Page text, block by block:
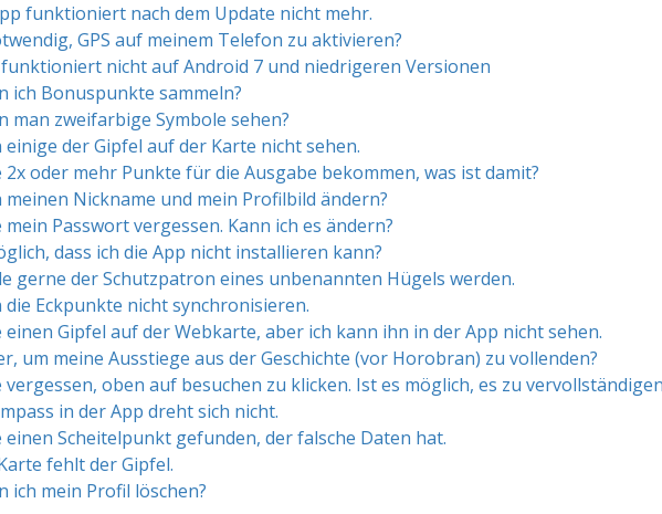
funktioniert nach dem Update nicht mehr.
GPS auf meinem Telefon zu aktivieren?
nicht auf Android 7 und niedrigeren Versionen
ich Bonuspunkte sammeln?
man zweifarbige Symbole sehen?
einige der Gipfel auf der Karte nicht sehen.
2x oder mehr Punkte für die Ausgabe bekommen, was ist damit?
meinen Nickname und mein Profilbild ändern?
mein Passwort vergessen. Kann ich es ändern?
dass ich die App nicht installieren kann?
gerne der Schutzpatron eines unbenannten Hügels werden.
die Eckpunkte nicht synchronisieren.
einen Gipfel auf der Webkarte, aber ich kann ihn in der App nicht sehen.
um meine Ausstiege aus der Geschichte (vor Horobran) zu vollenden?
vergessen, oben auf besuchen zu klicken. Ist es möglich, es zu
in der App dreht sich nicht.
einen Scheitelpunkt gefunden, der falsche Daten hat.
fehlt der Gipfel.
ich mein Profil löschen?